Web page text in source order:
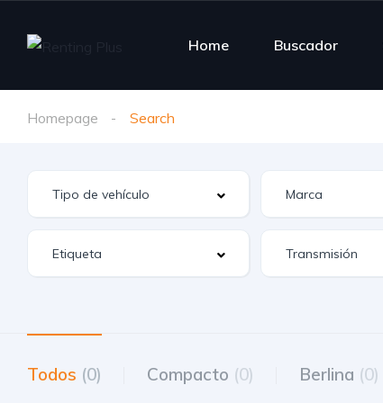
Home Buscador
Homepage Search
Todos (0) Compacto (0) Berlina (0)